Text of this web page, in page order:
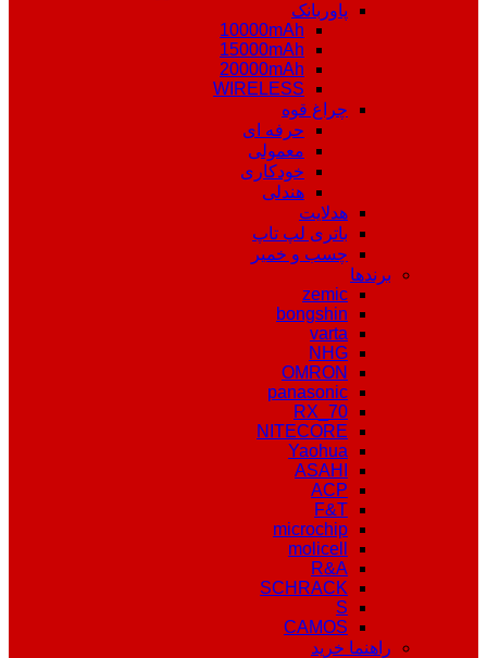
پاوربانک
10000mAh
15000mAh
20000mAh
WIRELESS
چراغ قوه
حرفه ای
معمولی
خودکاری
هندلی
هدلایت
باتری لپ تاپ
چسب و خمیر
برندها
zemic
bongshin
varta
NHG
OMRON
panasonic
RX_70
NITECORE
Yaohua
ASAHI
ACP
F&T
microchip
molicell
R&A
SCHRACK
S
CAMOS
راهنما خرید